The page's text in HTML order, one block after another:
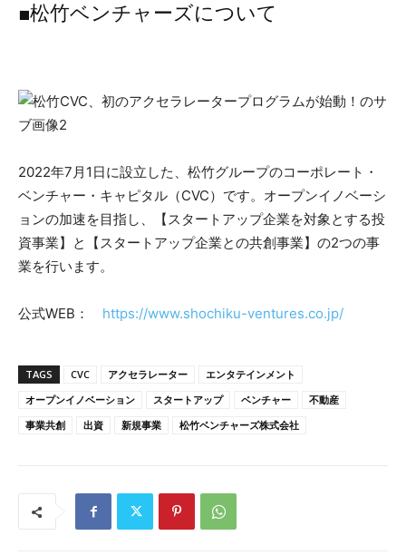
■松竹ベンチャーズについて
2022年7月1日に設立した、松竹グループのコーポレート・
ベンチャー・キャピタル（CVC）です。オープンイノベーシ
ョンの加速を目指し、【スタートアップ企業を対象とする投
資事業】と【スタートアップ企業との共創事業】の2つの事
業を行います。
公式WEB： https://www.shochiku-ventures.co.jp/
TAGS CVC アクセラレーター
エンタテインメント
オープンイノベーション
スタートアップ ベンチャー
不動産
事業共創
出資 新規事業 松竹ベンチャーズ株式会社